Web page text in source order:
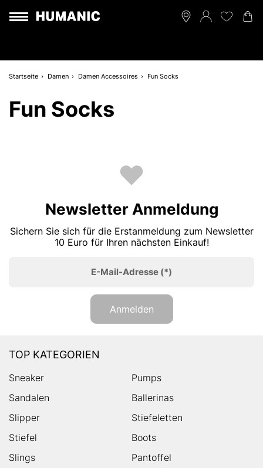
Startseite Damen Damen Accessoires Fun Socks
Fun Socks
Newsletter Anmeldung
Sichern Sie sich für die Erstanmeldung zum Newsletter
10 Euro für Ihren nächsten Einkauf!
E-Mail-Adresse (*)
Anmelden
TOP KATEGORIEN
Sneaker
Pumps
Sandalen
Ballerinas
Slipper
Stiefeletten
Stiefel
Boots
Slings
Pantoffel